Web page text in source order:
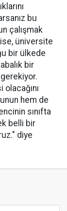
bu
çalışmak
üniversite
bir ülkede
bir
hem de
sınıfta
belli bir
diye